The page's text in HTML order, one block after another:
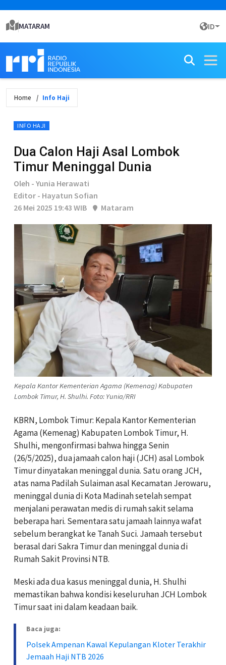
MATARAM ID
Home Info Haji
INFO HAJI
Dua Calon Haji Asal Lombok
Timur Meninggal Dunia
Oleh - Yunia Herawati
Editor - Hayatun Sofian
26 Mei 2025 19:43 WIB
Mataram
Kepala Kantor Kementerian Agama (Kemenag) Kabupaten
Lombok Timur, H. Shulhi. Foto: Yunia/RRI
KBRN, Lombok Timur: Kepala Kantor Kementerian
Agama (Kemenag) Kabupaten Lombok Timur, H.
Shulhi, mengonfirmasi bahwa hingga Senin
(26/5/2025), dua jamaah calon haji (JCH) asal Lombok
Timur dinyatakan meninggal dunia. Satu orang JCH,
atas nama Padilah Sulaiman asal Kecamatan Jerowaru,
meninggal dunia di Kota Madinah setelah sempat
menjalani perawatan medis di rumah sakit selama
beberapa hari. Sementara satu jamaah lainnya wafat
sebelum berangkat ke Tanah Suci. Jamaah tersebut
berasal dari Sakra Timur dan meninggal dunia di
Rumah Sakit Provinsi NTB.
Meski ada dua kasus meninggal dunia, H. Shulhi
memastikan bahwa kondisi keseluruhan JCH Lombok
Timur saat ini dalam keadaan baik.
Baca juga:
Polsek Ampenan Kawal Kepulangan Kloter Terakhir
Jemaah Haji NTB 2026